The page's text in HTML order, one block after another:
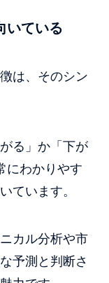
いている
は、そのシン
る」か「下が
にわかりやす
ています。
カル分析や市
予測と判断さ